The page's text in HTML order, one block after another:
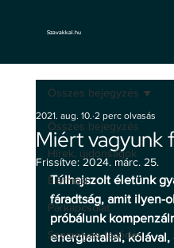
Szavakkal.hu
Összes bejegyzés
Hírek, újdonságok
Életmód
Párkapcsolat
Személyes fejlődés
Összes bejegyzés
Miért vagyunk
2021. aug. 10. 2 perc olvasás
Frissítve: 2024. márc. 25.
Túlhajszolt életünk
fáradtság, amit ilyen-
próbálunk
energiaitallal,